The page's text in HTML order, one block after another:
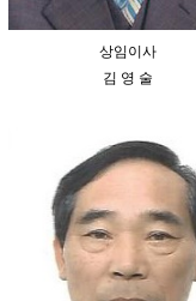
상임이사
김 영 술